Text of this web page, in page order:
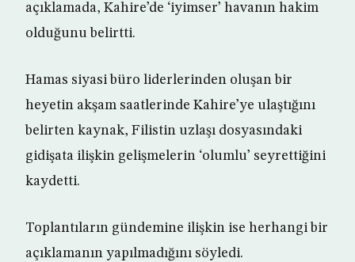
açıklamada, Kahire’de ‘iyimser’ havanın hakim
olduğunu belirtti.
Hamas siyasi büro liderlerinden oluşan bir
heyetin akşam saatlerinde Kahire’ye ulaştığını
belirten kaynak, Filistin uzlaşı dosyasındaki
gidişata ilişkin gelişmelerin ‘olumlu’ seyrettiğini
kaydetti.
Toplantıların gündemine ilişkin ise herhangi bir
açıklamanın yapılmadığını söyledi.